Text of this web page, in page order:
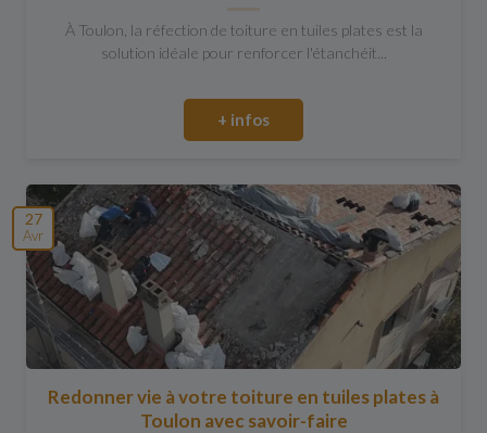
À Toulon, la réfection de toiture en tuiles plates est la
solution idéale pour renforcer l'étanchéit...
+ infos
27
Avr
Redonner vie à votre toiture en tuiles plates à
Toulon avec savoir-faire